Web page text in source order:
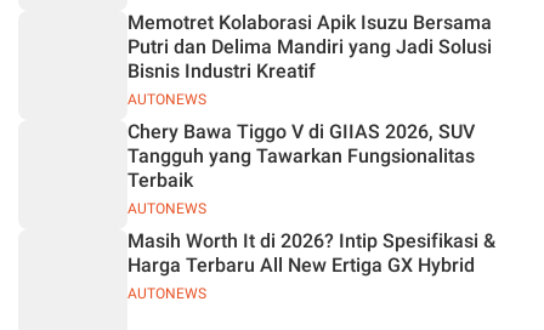
AUTONEWS
Memotret Kolaborasi Apik Isuzu Bersama
Putri dan Delima Mandiri yang Jadi Solusi
Bisnis Industri Kreatif
AUTONEWS
Chery Bawa Tiggo V di GIIAS 2026, SUV
Tangguh yang Tawarkan Fungsionalitas
Terbaik
AUTONEWS
Masih Worth It di 2026? Intip Spesifikasi &
Harga Terbaru All New Ertiga GX Hybrid